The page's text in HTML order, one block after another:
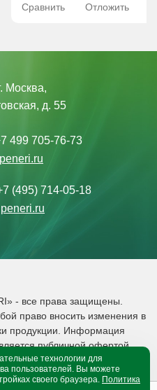
Сравнить Отложить
Москва,
д. 55
499 705-76-73
(495) 714-05-18
- все права защищены.
право вносить изменения в
продукции. Информация
публичной офертой.
данных
технологии для
пользователей. Вы можете
своего браузера. Политика